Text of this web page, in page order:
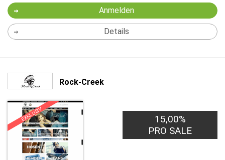
Anmelden
Details
Rock-Creek
EXKLUSIV
15,00%
PRO SALE